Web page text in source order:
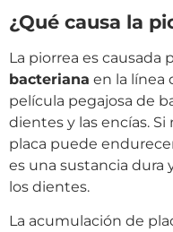
¿Qué causa la
La piorrea es causada
bacteriana en la línea
película pegajosa de
dientes y las encías.
placa puede
es una sustancia dura
los dientes.
La acumulación de